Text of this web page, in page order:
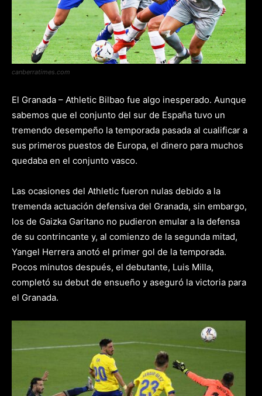
canberratimes.com
El Granada – Athletic Bilbao fue algo inesperado. Aunque
sabemos que el conjunto del sur de España tuvo un
tremendo desempeño la temporada pasada al cualificar a
sus primeros puestos de Europa, el dinero para muchos
quedaba en el conjunto vasco.
Las ocasiones del Athletic fueron nulas debido a la
tremenda actuación defensiva del Granada, sin embargo,
los de Gaizka Garitano no pudieron emular a la defensa
de su contrincante y, al comienzo de la segunda mitad,
Yangel Herrera anotó el primer gol de la temporada.
Pocos minutos después, el debutante, Luis Milla,
completó su debut de ensueño y aseguró la victoria para
el Granada.